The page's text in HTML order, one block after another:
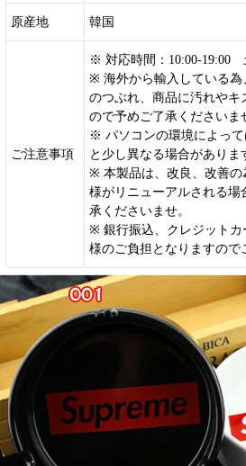
原産地 韓国
ご注意事項
※ 対応時間：10:00-19:00
※ 海外から輸入している
のつぶれ、商品に汚れやキ
ので予めご了承くださいま
※ パソコンの環境によっ
と少し異なる場合がありま
※ 本製品は、改良、改善
様がリニューアルされる場
承くださいませ。
※ 銀行振込、クレジットカ
様のご負担となりますので